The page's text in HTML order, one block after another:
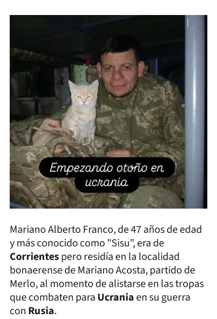
Mariano Alberto Franco, de 47 años de edad
y más conocido como "Sisu", era de
Corrientespero residía en la localidad
bonaerense de Mariano Acosta, partido de
Merlo, al momento de alistarse en las tropas
que combaten paraUcraniaen su guerra
conRusia.